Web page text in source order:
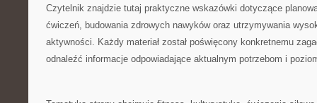
Czytelnik znajdzie tutaj praktyczne wskazówki dotyczące
ćwiczeń, budowania zdrowych nawyków oraz utrzymywania
aktywności. Każdy materiał został poświęcony konkretnemu
odnaleźć informacje odpowiadające aktualnym potrzebom i